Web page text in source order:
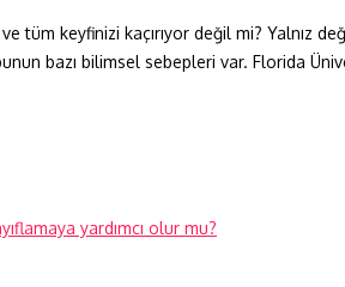
tüm keyfinizi kaçırıyor değil mi?
bazı bilimsel sebepleri var. Florida